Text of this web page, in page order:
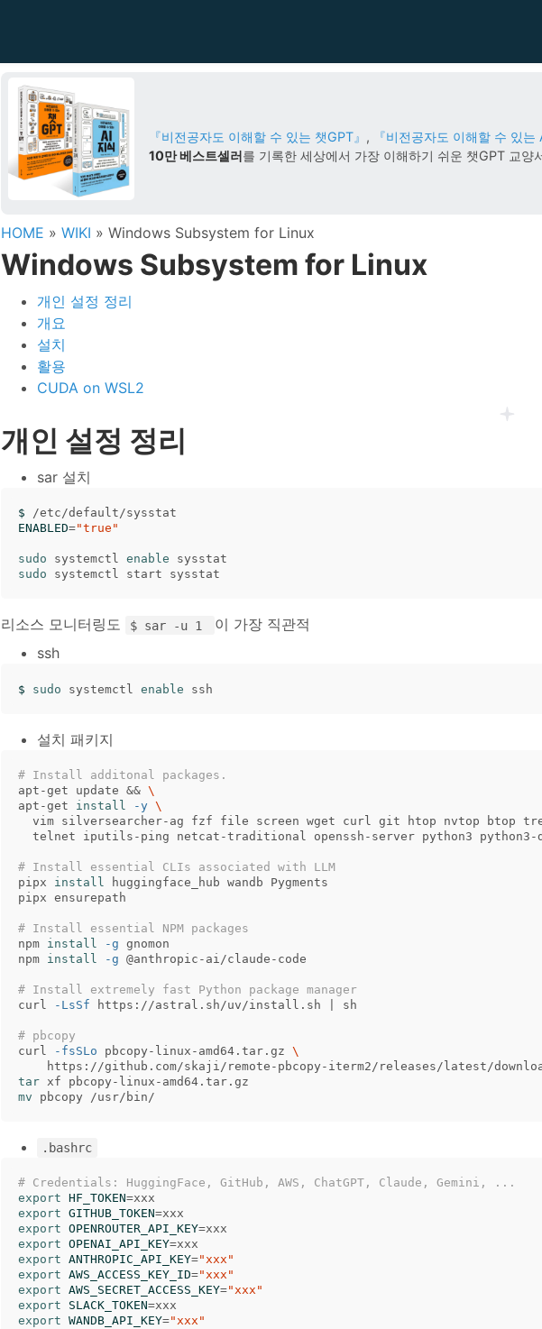
『비전공자도 이해할 수 있는 챗GPT』 ,
『비전공자도 이해할 수 있는
10만 베스트셀러를 기록한 세상에서 가장 이해하기 쉬운 챗GPT 교양
HOME » WIKI » Windows Subsystem for Linux
Windows Subsystem for Linux
개인 설정 정리
개요
설치
활용
CUDA on WSL2
개인 설정 정리
sar 설치
$
ENABLED="true"
sudo systemctl enable
sudo
리소스 모니터링도 $ sar -u 1
이 가장 직관적
ssh
$ sudo systemctl enable
설치 패키지
# Install additonal packages.
apt-get update && \
apt-get install -y \
vim silversearcher-ag fzf file screen wget curl git htop nvtop btop
telnet iputils-ping netcat-traditional openssh-server python3 python3-
# Install essential CLIs associated with LLM
pipx install
huggingface_hub wandb Pygments
pipx ensurepath
# Install essential NPM packages
npm install -g gnomon
npm install -g @anthropic-ai/claude-code
# Install extremely fast Python package manager
curl
-LsSf https://astral.sh/uv/install.sh | sh
# pbcopy
curl
-fsSLo pbcopy-linux-amd64.tar.gz \
tar
mv
.bashrc
# Credentials: HuggingFace, GitHub, AWS, ChatGPT, Claude, Gemini, ...
export HF_TOKEN=
export GITHUB_TOKEN=
export OPENROUTER_API_KEY=
export OPENAI_API_KEY=
export ANTHROPIC_API_KEY="xxx"
export AWS_ACCESS_KEY_ID="xxx"
export AWS_SECRET_ACCESS_KEY="xxx"
export SLACK_TOKEN=
export WANDB_API_KEY="xxx"